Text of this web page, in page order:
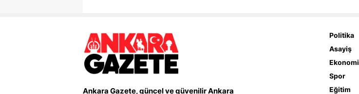
Ankara Gazete, güncel ve güvenilir Ankara
Politika
Asayiş
Ekonomi
Spor
Eğitim